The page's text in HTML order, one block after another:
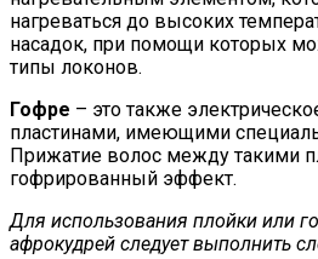
нагреваться до высоких
насадок, при помощи которых
типы локонов.
Гофре – это также
пластинами, имеющими
Прижатие волос между такими
гофрированный эффект.
Для использования плойки или
афрокудрей следует выполнить